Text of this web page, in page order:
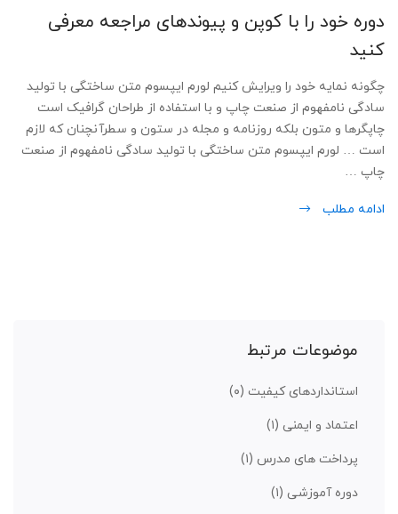
دوره خود را با کوپن و پیوندهای مراجعه معرفی
کنید
چگونه نمایه خود را ویرایش کنیم لورم ایپسوم متن ساختگی با تولید
سادگی نامفهوم از صنعت چاپ و با استفاده از طراحان گرافیک است
چاپگرها و متون بلکه روزنامه و مجله در ستون و سطرآنچنان که لازم
است … لورم ایپسوم متن ساختگی با تولید سادگی نامفهوم از صنعت
چاپ …
ادامه مطلب
موضوعات مرتبط
استانداردهای کیفیت (۰)
اعتماد و ایمنی (۱)
پرداخت های مدرس (۱)
دوره آموزشی (۱)